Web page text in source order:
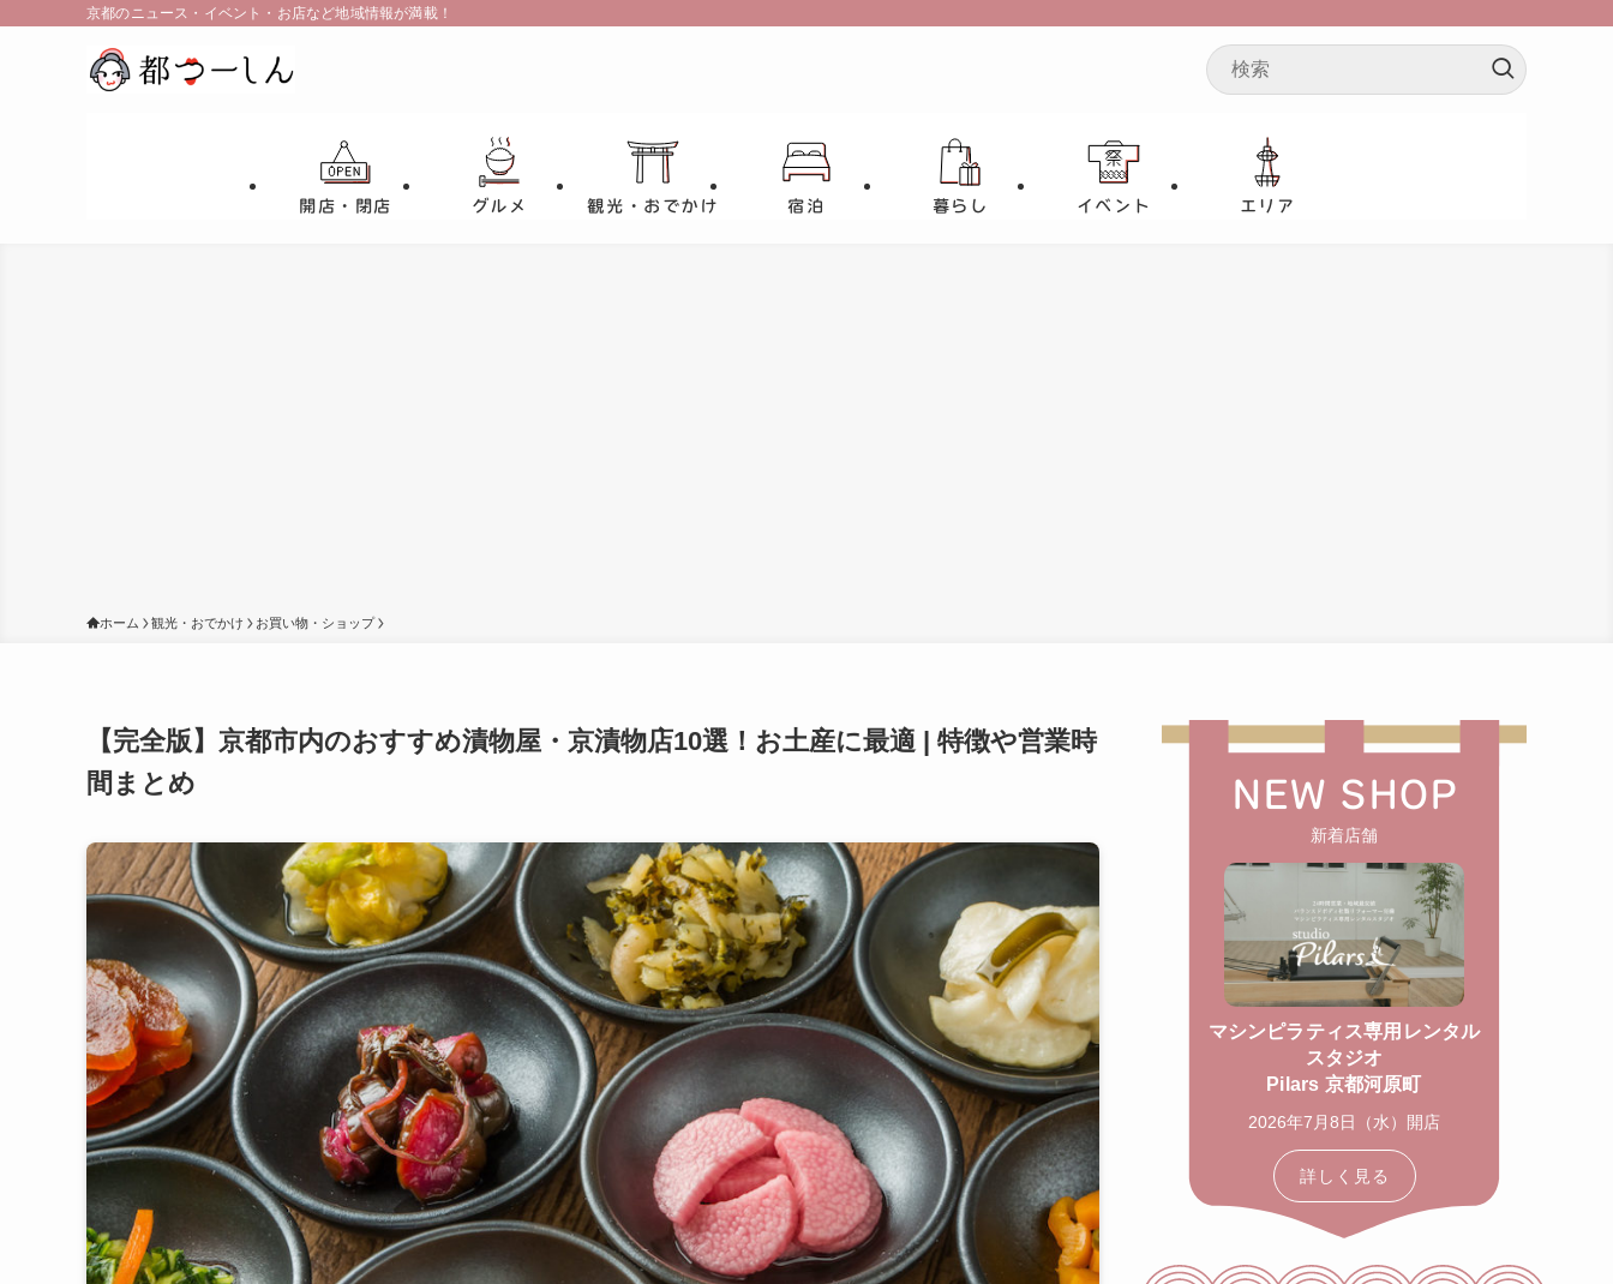
京都のニュース・イベント・お店など地域情報が満載！
開店・閉店 グルメ 観光・おでかけ 宿泊 暮らし イベント エリア
ホーム 観光・おでかけ お買い物・ショップ
【完全版】京都市内のおすすめ漬物屋・京漬物店10選！お土産に最適 | 特徴や営業時
間まとめ
NEW SHOP
新着店舗
マシンピラティス専用レンタル
スタジオ
Pilars 京都河原町
2026年7月8日（水）開店
詳しく見る